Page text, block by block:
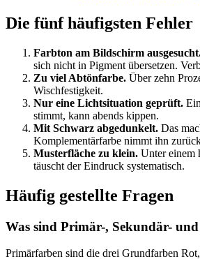
Die fünf häufigsten Fehler
Farbton am Bildschirm
sich nicht in Pigment übersetzen.
Zu viel Abtönfarbe. Über zehn
Wischfestigkeit.
Nur eine Lichtsituation geprüft.
stimmt, kann abends kippen.
Mit Schwarz abgedunkelt. Das
Komplementärfarbe nimmt ihn
Musterfläche zu klein. Unter einem
täuscht der Eindruck systematisch.
Häufig gestellte Fragen
Was sind Primär-, Sekundär-
Primärfarben sind die drei Grundfarben